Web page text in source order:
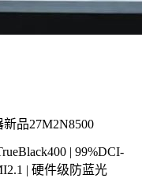
品27M2N8500
| 99%DCI-
| 硬件级防蓝光